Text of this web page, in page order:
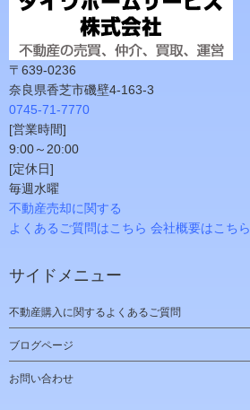
〒639-0236
奈良県香芝市磯壁4-163-3
0745-71-7770
[営業時間]
9:00～20:00
[定休日]
毎週水曜
不動産売却に関する
よくあるご質問はこちら 会社概要はこちら
サイドメニュー
不動産購入に関するよくあるご質問
ブログページ
お問い合わせ